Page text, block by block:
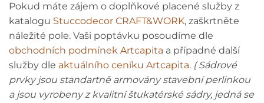
Pokud máte zájem o doplňkové placené služby z
katalogu Stuccodecor CRAFT&WORK, zaškrtněte
náležité pole. Vaši poptávku posoudíme dle
obchodních podmínek Artcapita a případné další
služby dle aktuálního ceníku Artcapita. ( Sádrové
prvky jsou standartně armovány stavební perlinkou
a jsou vyrobeny z kvalitní štukatérské sádry, jedná se